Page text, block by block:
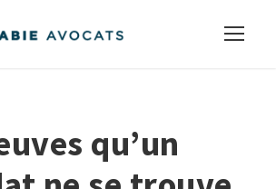
qu’un